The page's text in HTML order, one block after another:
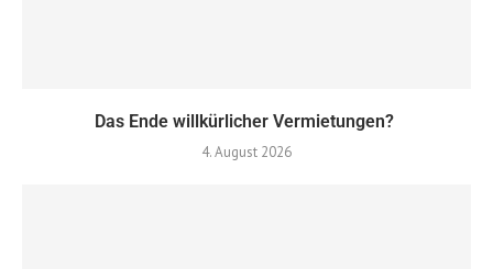
Das Ende willkürlicher Vermietungen?
4. August 2026